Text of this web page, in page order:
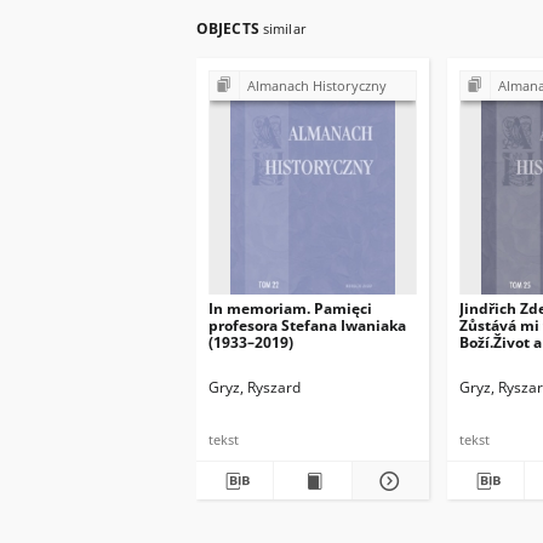
OBJECTS similar
Almanach Historyczny
In memoriam. Pamięci
profesora Stefana Iwaniaka
(1933–2019)
Gryz, Ryszard
tekst
Jindřich
Zůstává
Boží.Život
Gryz,
tekst